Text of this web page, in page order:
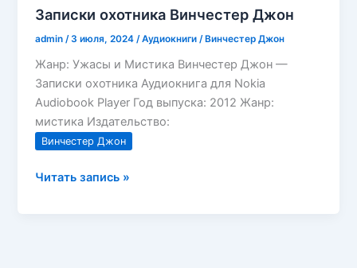
Записки охотника Винчестер Джон
admin /3 июля, 2024 /Аудиокниги /Винчестер Джон
Жанр: Ужасы и Мистика Винчестер Джон —
Записки охотника Аудиокнига для Nokia
Audiobook Player Год выпуска: 2012 Жанр:
мистика Издательство:
Винчестер Джон
Записки
Читать запись »